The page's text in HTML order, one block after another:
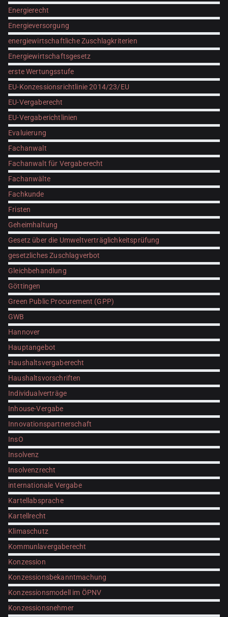
Energierecht
Energieversorgung
energiewirtschaftliche Zuschlagkriterien
Energiewirtschaftsgesetz
erste Wertungsstufe
EU-Konzessionsrichtlinie 2014/23/EU
EU-Vergaberecht
EU-Vergaberichtlinien
Evaluierung
Fachanwalt
Fachanwalt für Vergaberecht
Fachanwälte
Fachkunde
Fristen
Geheimhaltung
Gesetz über die Umweltverträglichkeitsprüfung
gesetzliches Zuschlagverbot
Gleichbehandlung
Göttingen
Green Public Procurement (GPP)
GWB
Hannover
Hauptangebot
Haushaltsvergaberecht
Haushaltsvorschriften
Individualverträge
Inhouse-Vergabe
Innovationspartnerschaft
InsO
Insolvenz
Insolvenzrecht
internationale Vergabe
Kartellabsprache
Kartellrecht
Klimaschutz
Kommunlavergaberecht
Konzession
Konzessionsbekanntmachung
Konzessionsmodell im ÖPNV
Konzessionsnehmer